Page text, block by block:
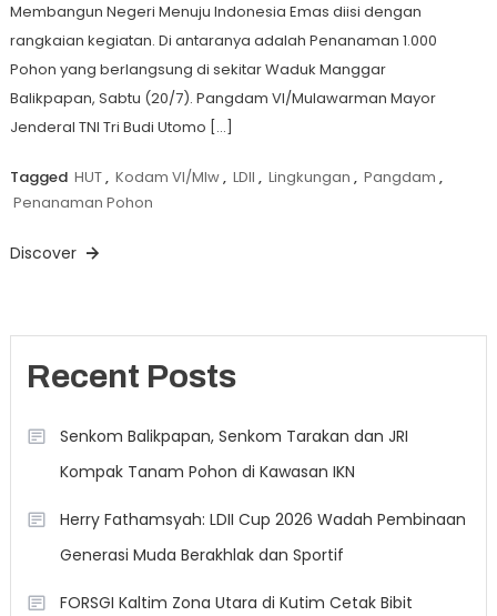
Membangun Negeri Menuju Indonesia Emas diisi dengan
rangkaian kegiatan. Di antaranya adalah Penanaman 1.000
Pohon yang berlangsung di sekitar Waduk Manggar
Balikpapan, Sabtu (20/7). Pangdam VI/Mulawarman Mayor
Jenderal TNI Tri Budi Utomo […]
Tagged HUT, Kodam VI/Mlw, LDII , Lingkungan , Pangdam ,
Penanaman Pohon
Discover
Recent Posts
Senkom Balikpapan, Senkom Tarakan dan JRI
Kompak Tanam Pohon di Kawasan IKN
Herry Fathamsyah: LDII Cup 2026 Wadah Pembinaan
Generasi Muda Berakhlak dan Sportif
FORSGI Kaltim Zona Utara di Kutim Cetak Bibit